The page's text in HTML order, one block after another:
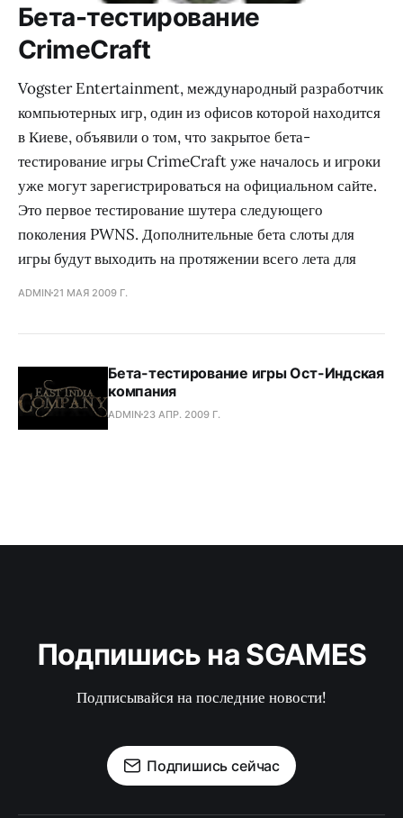
Бета-тестирование
CrimeCraft
Vogster Entertainment, международный разработчик
компьютерных игр, один из офисов которой находится
в Киеве, объявили о том, что закрытое бета-
тестирование игры CrimeCraft уже началось и игроки
уже могут зарегистрироваться на официальном сайте.
Это первое тестирование шутера следующего
поколения PWNS. Дополнительные бета слоты для
игры будут выходить на протяжении всего лета для
ADMIN 21 МАЯ 2009 Г.
Бета-тестирование игры Ост-Индская
компания
ADMIN 23 АПР. 2009 Г.
Подпишись на SGAMES
Подписывайся на последние новости!
Подпишись сейчас